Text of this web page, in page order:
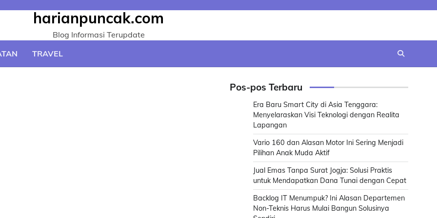
harianpuncak.com
Blog Informasi Terupdate
TRAVEL
Pos-pos Terbaru
Era Baru Smart City di Asia Tenggara:
Menyelaraskan Visi Teknologi dengan Realita
Lapangan
Vario 160 dan Alasan Motor Ini Sering Menjadi
Pilihan Anak Muda Aktif
Jual Emas Tanpa Surat Jogja: Solusi Praktis
untuk Mendapatkan Dana Tunai dengan Cepat
Backlog IT Menumpuk? Ini Alasan Departemen
Non-Teknis Harus Mulai Bangun Solusinya